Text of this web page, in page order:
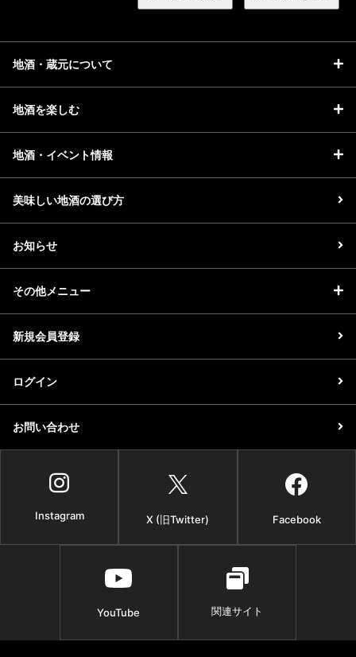
地酒・蔵元について
地酒を楽しむ
地酒・イベント情報
美味しい地酒の選び方
お知らせ
その他メニュー
新規会員登録
ログイン
お問い合わせ
Instagram X (旧Twitter) Facebook
YouTube 関連サイト